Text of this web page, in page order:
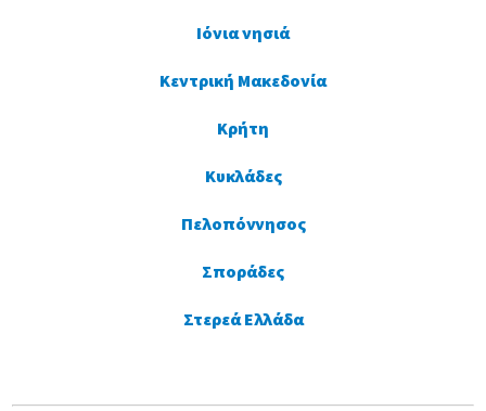
Ιόνια νησιά
Κεντρική Μακεδονία
Κρήτη
Κυκλάδες
Πελοπόννησος
Σποράδες
Στερεά Ελλάδα